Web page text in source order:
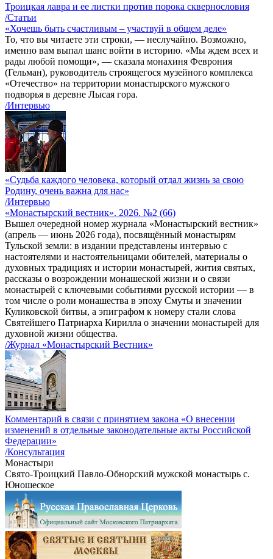
Троицкая лавра и ее листки против порока сквернословия
/Статьи
«Хочешь быть счастливым – участвуй в общем деле»
То, что вы читаете эти строки, — неслучайно. Возможно,
именно вам выпал шанс войти в историю. «Мы ждем всех и
рады любой помощи», — сказала монахиня Феврония
(Гельман), руководитель строящегося музейного комплекса
«Отечество» на территории монастырского мужского
подворья в деревне Лысая гора.
/Интервью
«Судьба каждого человека, который отдал жизнь за свою
Родину, очень важна для нас»
/Интервью
«Монастырский вестник». 2026. №2 (66)
Вышел очередной номер журнала «Монастырский вестник»
(апрель — июнь 2026 года), посвящённый монастырям
Тульской земли: в издании представлены интервью с
настоятелями и настоятельницами обителей, материалы о
духовных традициях и истории монастырей, жития святых,
рассказы о возрождении монашеской жизни и о связи
монастырей с ключевыми событиями русской истории — в
том числе о роли монашества в эпоху Смуты и значении
Куликовской битвы, а эпиграфом к номеру стали слова
Святейшего Патриарха Кирилла о значении монастырей для
духовной жизни общества.
/Журнал «Монастырский Вестник»
Комментарий в связи с принятием закона «О внесении
изменений в отдельные законодательные акты Российской
Федерации»
/Консультация
Монастыри
Свято-Троицкий Павло-Обнорский мужской монастырь с.
Юношеское